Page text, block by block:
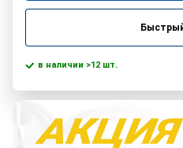
в наличии >12 шт.